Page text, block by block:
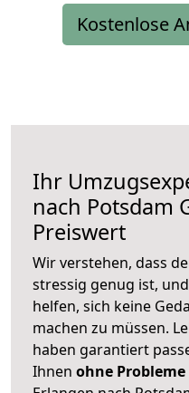
Kostenlose
Ihr
nach Potsdam
Preiswert
Wir verstehen, dass
stressig genug ist,
helfen, sich keine
machen zu müssen.
haben garantiert
Ihnen ohne Probleme